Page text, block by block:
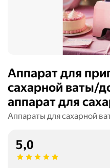
Аппарат для
сахарной ваты/
аппарат для
сахарная вата/
Аппараты для сахарной
5,0